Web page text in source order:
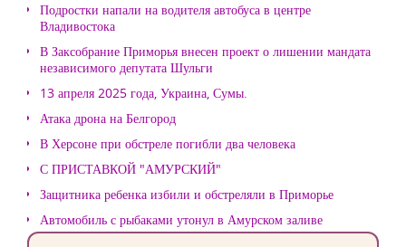
Подростки напали на водителя автобуса в центре
Владивостока
В Заксобрание Приморья внесен проект о лишении мандата
независимого депутата Шульги
13 апреля 2025 года, Украина, Сумы.
Атака дрона на Белгород
В Херсоне при обстреле погибли два человека
С ПРИСТАВКОЙ "АМУРСКИЙ"
Защитника ребенка избили и обстреляли в Приморье
Автомобиль с рыбаками утонул в Амурском заливе